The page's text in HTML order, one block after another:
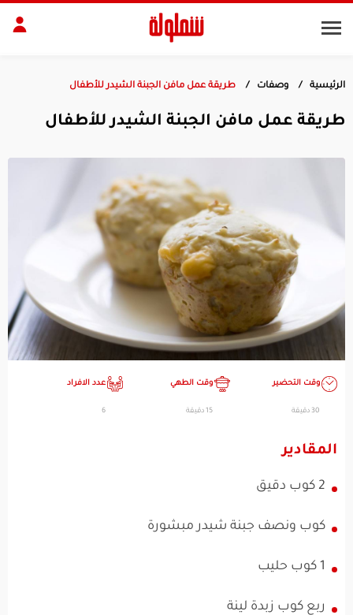
الرئيسية وصفات طريقة عمل مافن الجبنة الشيدر للأطفال
طريقة عمل مافن الجبنة الشيدر للأطفال
وقت التحضير
30 دقيقة
وقت الطهي
15 دقيقة
عدد الافراد
6
المقادير
2 كوب دقيق
كوب ونصف جبنة شيدر مبشورة
1 كوب حليب
ربع كوب زبدة لينة
الجسم
ديكور